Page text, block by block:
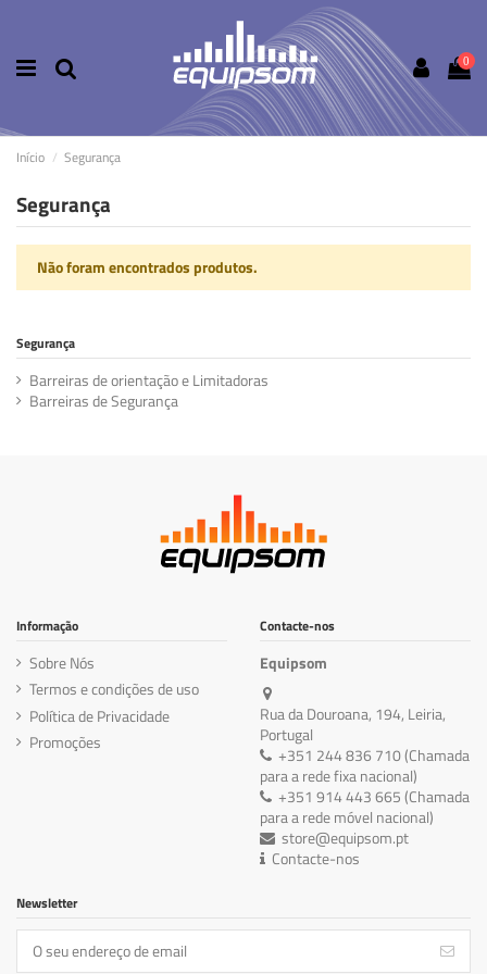
0
Início Segurança
Segurança
Não foram encontrados produtos.
Segurança
Barreiras de orientação e Limitadoras
Barreiras de Segurança
Informação
Sobre Nós
Termos e condições de uso
Política de Privacidade
Promoções
Contacte-nos
Equipsom
Rua da Douroana, 194, Leiria,
Portugal
+351 244 836 710 (Chamada
para a rede fixa nacional)
+351 914 443 665 (Chamada
para a rede móvel nacional)
store@equipsom.pt
Contacte-nos
Newsletter